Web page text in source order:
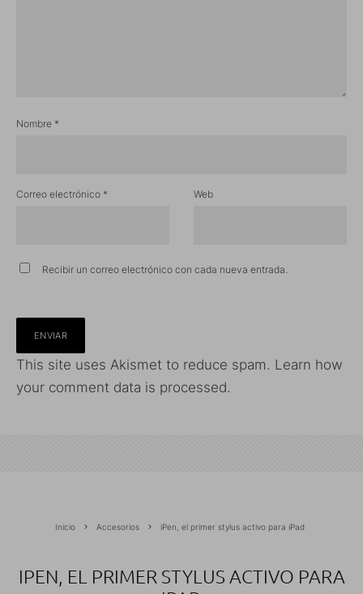
Nombre *
Correo electrónico * Web
Recibir un correo electrónico con cada nueva entrada.
This site uses Akismet to reduce spam. Learn how
your comment data is processed.
Inicio Accesorios iPen, el primer stylus activo para iPad
IPEN, EL PRIMER STYLUS ACTIVO PARA